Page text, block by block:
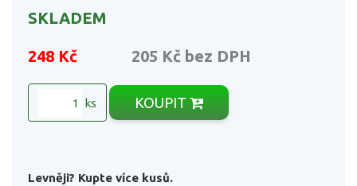
SKLADEM
248 Kč 205 Kč bez DPH
ks KOUPIT
Levněji? Kupte více kusů.